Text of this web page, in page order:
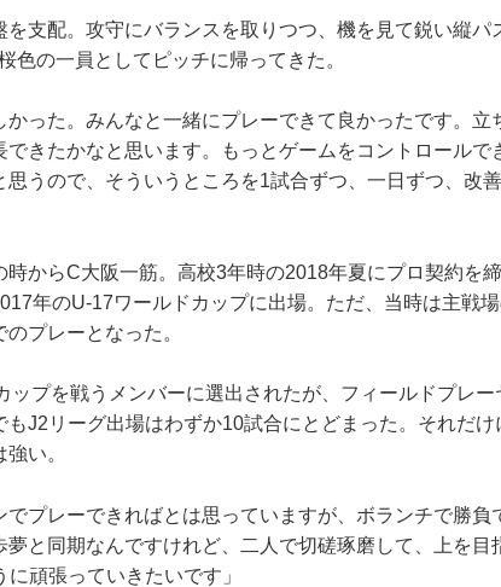
支配。攻守にバランスを取りつつ、機を見て鋭い縦パ
色の一員としてピッチに帰ってきた。
かった。みんなと一緒にプレーできて良かったです。立
できたかなと思います。もっとゲームをコントロールで
思うので、そういうところを1試合ずつ、一日ずつ、改
からC大阪一筋。高校3年時の2018年夏にプロ契約を
年のU-17ワールドカップに出場。ただ、当時は主戦
プレーとなった。
プを戦うメンバーに選出されたが、フィールドプレー
もJ2リーグ出場はわずか10試合にとどまった。それだけ
い。
でプレーできればとは思っていますが、ボランチで勝負
夢と同期なんですけれど、二人で切磋琢磨して、上を目
頑張っていきたいです」